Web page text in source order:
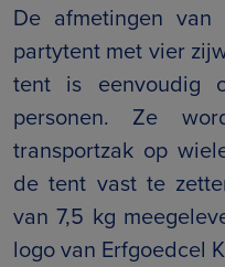
De afmetingen van
partytent met vier
tent is eenvoudig
personen. Ze
transportzak op
de tent vast te
van 7,5 kg
logo van Erfgoedcel